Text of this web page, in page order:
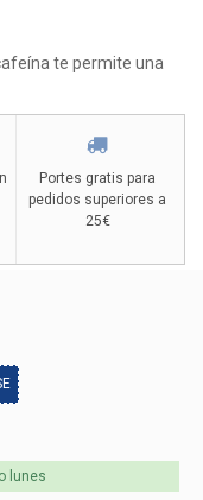
te permite una
Portes gratis para
pedidos superiores a
25€
lunes